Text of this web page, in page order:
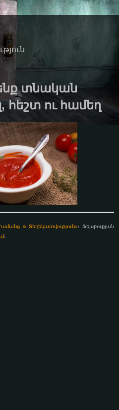
տնական
հեշտ ու համեղ
& Տեղեկատվություն»։ Ֆեյսբուքյան
։